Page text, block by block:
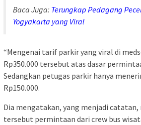
Baca Juga: Terungkap Pedagang
Yogyakarta yang Viral
“Mengenai tarif parkir yang viral di
Rp350.000 tersebut atas dasar
Sedangkan petugas parkir hanya
Rp150.000.
Dia mengatakan, yang menjadi
tersebut permintaan dari crew bus